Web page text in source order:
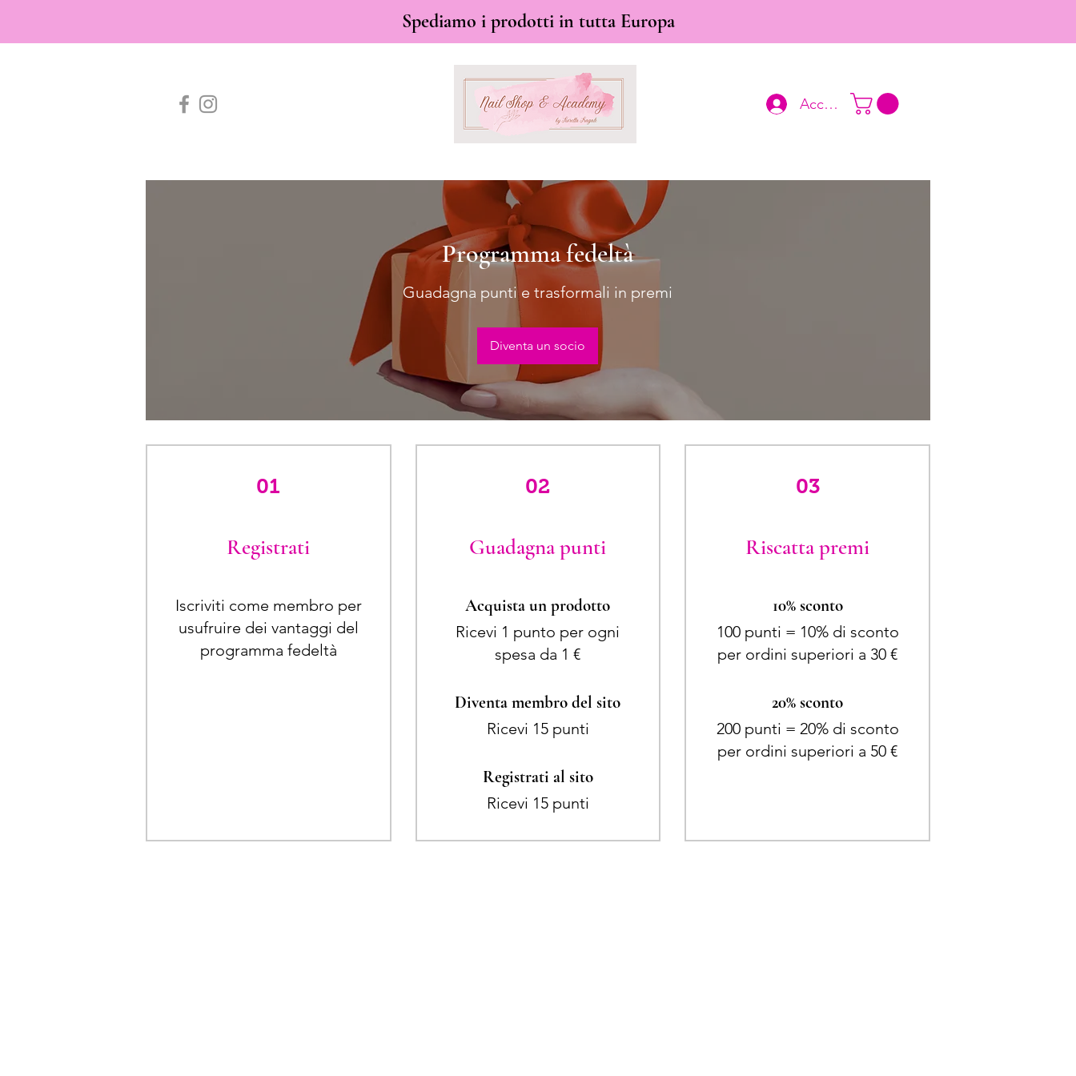
Spediamo i prodotti in tutta Europa
Accedi
Programma fedeltà
Guadagna punti e trasformali in premi
Diventa un socio
01
Registrati
Iscriviti come membro per
usufruire dei vantaggi del
programma fedeltà
02
Guadagna punti
Acquista un prodotto
Ricevi 1 punto per ogni
spesa da 1 €
Diventa membro del sito
Ricevi 15 punti
Registrati al sito
Ricevi 15 punti
03
Riscatta premi
10% sconto
100 punti = 10% di sconto
per ordini superiori a 30 €
20% sconto
200 punti = 20% di sconto
per ordini superiori a 50 €